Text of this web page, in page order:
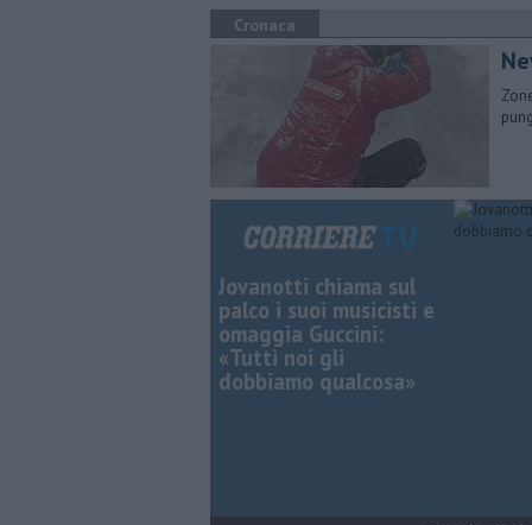
Cronaca
Jovanotti chiama sul
palco i suoi musicisti e
omaggia Guccini:
«Tutti noi gli
dobbiamo qualcosa»